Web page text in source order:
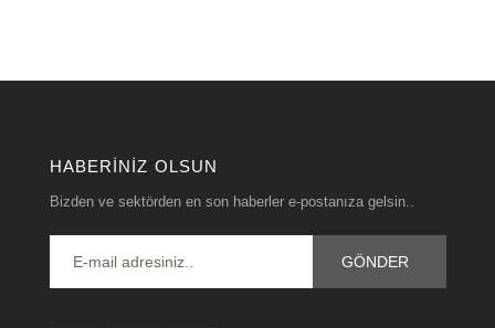
HABERINIZ OLSUN
Bizden ve sektörden en son haberler e-postanıza gelsin..